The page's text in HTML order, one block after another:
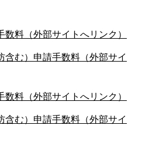
料（外部サイトへリンク）
含む）申請手数料（外部サイ
料（外部サイトへリンク）
含む）申請手数料（外部サイ